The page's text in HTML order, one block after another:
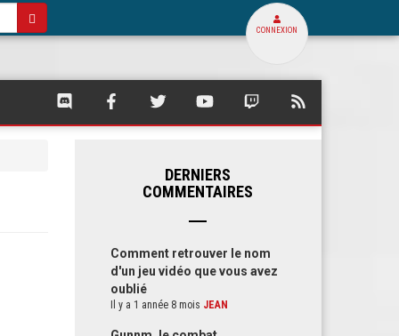
CONNEXION
SQUARE
SQUARE SQUARE SQUARE SQUARE
DERNIERS
COMMENTAIRES
Comment retrouver le nom
d'un jeu vidéo que vous avez
oublié
Il y a 1 année 8 mois JEAN